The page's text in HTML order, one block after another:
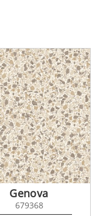
Genova
679368